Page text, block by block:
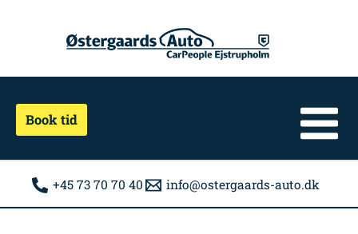
Book tid
+45 73 70 70 40 info@ostergaards-auto.dk